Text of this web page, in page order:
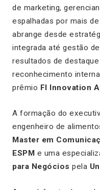
de marketing,
espalhadas por mais
abrange desde
integrada até gestão
resultados de
reconhecimento
prêmio FI Innovation
A formação do
engenheiro de
Master em
ESPM e uma
para Negócios pela